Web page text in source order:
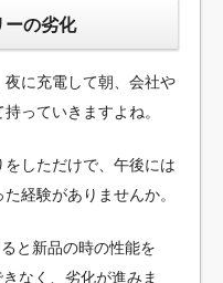
ーの劣化
に充電して朝、会社や
っていきますよね。
しただけで、午後には
経験がありませんか。
と新品の時の性能を
なく、劣化が進みま